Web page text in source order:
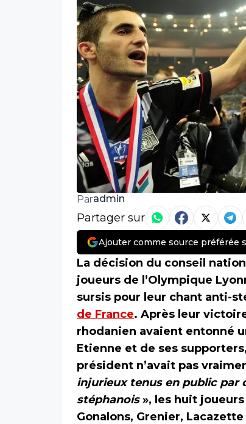
Paradmin
Partager sur
Ajouter comme source préférée
La décision du conseil
joueurs de l’Olympique
sursis pour leur chant anti-
de France. Après leur
rhodanien avaient entonné
Etienne et de ses
président n’avait pas
injurieux tenus en public par
stéphanois», les huit joueurs
Gonalons, Grenier,